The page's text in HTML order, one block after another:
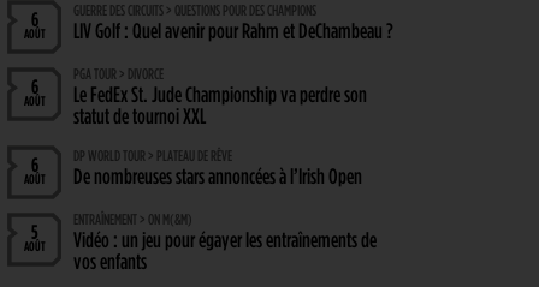
6
AOÛT
GUERRE DES CIRCUITS > QUESTIONS POUR DES CHAMPIONS
LIV Golf : Quel avenir pour Rahm et DeChambeau ?
6
AOÛT
PGA TOUR > DIVORCE
Le FedEx St. Jude Championship va perdre son
statut de tournoi XXL
6
AOÛT
DP WORLD TOUR > PLATEAU DE RÊVE
De nombreuses stars annoncées à l’Irish Open
5
AOÛT
ENTRAÎNEMENT > ON M(&M)
Vidéo : un jeu pour égayer les entraînements de
vos enfants